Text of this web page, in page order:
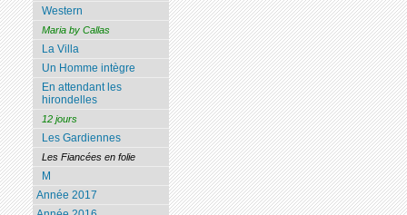
Western
Maria by Callas
La Villa
Un Homme intègre
En attendant les
hirondelles
12 jours
Les Gardiennes
Les Fiancées en folie
M
Année 2017